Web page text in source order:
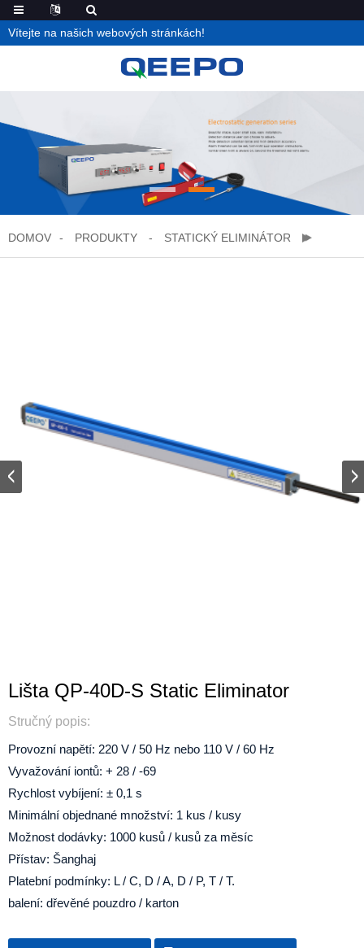
Vítejte na našich webových stránkách!
DOMOV PRODUKTY STATICKÝ ELIMINÁTOR
Lišta QP-40D-S Static Eliminator
Stručný popis:
Provozní napětí: 220 V / 50 Hz nebo 110 V / 60 Hz
Vyvažování iontů: + 28 / -69
Rychlost vybíjení: ± 0,1 s
Minimální objednané množství: 1 kus / kusy
Možnost dodávky: 1000 kusů / kusů za měsíc
Přístav: Šanghaj
Platební podmínky: L / C, D / A, D / P, T / T.
balení: dřevěné pouzdro / karton